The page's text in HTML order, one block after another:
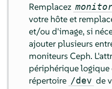
Remplacez
votre hôte et
et/ou d'image, si
ajouter plusieurs
moniteurs Ceph.
périphérique
répertoire /dev de